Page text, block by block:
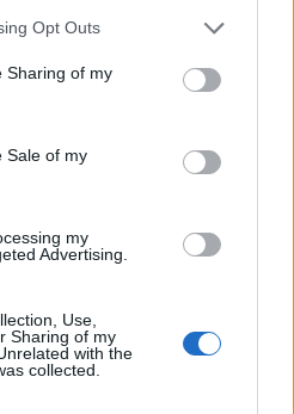
app uses one or more Google
behaviour. You may click to
and its third-party tags to
purposes in below Google
Opt Outs
Sharing of my
Sale of my
my
Advertising.
Use,
Sharing of my
with the
collected.
Award for Science»